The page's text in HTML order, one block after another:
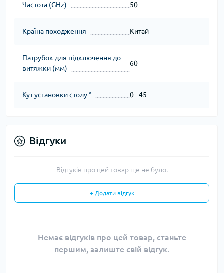
Частота (GHz) 50
Країна походження Китай
Патрубок для підключення до
витяжки (мм)
60
Кут установки столу ° 0 - 45
Відгуки
Відгуків про цей товар ще не було.
+ Додати відгук
Немає відгуків про цей товар, станьте
першим, залиште свій відгук.